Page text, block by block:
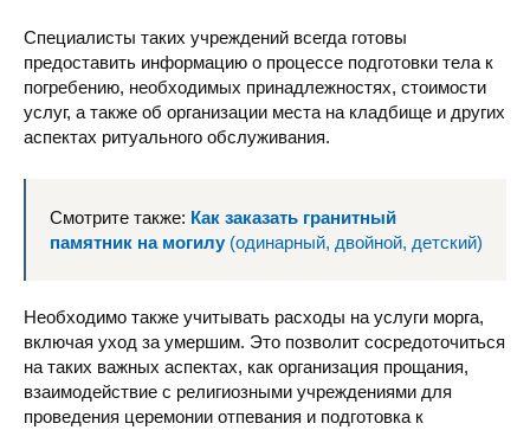
Специалисты таких учреждений всегда готовы
предоставить информацию о процессе подготовки тела к
погребению, необходимых принадлежностях, стоимости
услуг, а также об организации места на кладбище и других
аспектах ритуального обслуживания.
Смотрите также: Как заказать гранитный
памятник на могилу (одинарный, двойной, детский)
Необходимо также учитывать расходы на услуги морга,
включая уход за умершим. Это позволит сосредоточиться
на таких важных аспектах, как организация прощания,
взаимодействие с религиозными учреждениями для
проведения церемонии отпевания и подготовка к